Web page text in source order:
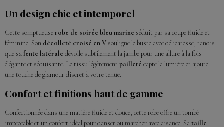
Un design chic et intemporel
Cette somptueuserobe de soirée bleu marine séduit par sa coupe fluide et
féminine. Son décolleté croisé en V souligne le buste avec délicatesse, tandis
que safente latérale dévoile subtilement la jambe pour une allure à la fois
élégante et séduisante. Le tissu légèrement pailleté capte la lumière et ajoute
une touche de glamour discret à votre tenue.
Confort et finitions haut de gamme
Confectionnée dans une matière fluide et douce, cette robe offre un tombé
impeccable et un confort idéal pour danser ou marcher avec aisance. Sataille